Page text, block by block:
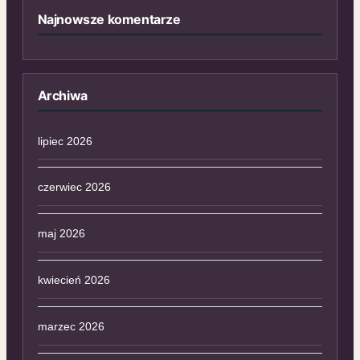
Najnowsze komentarze
Archiwa
lipiec 2026
czerwiec 2026
maj 2026
kwiecień 2026
marzec 2026